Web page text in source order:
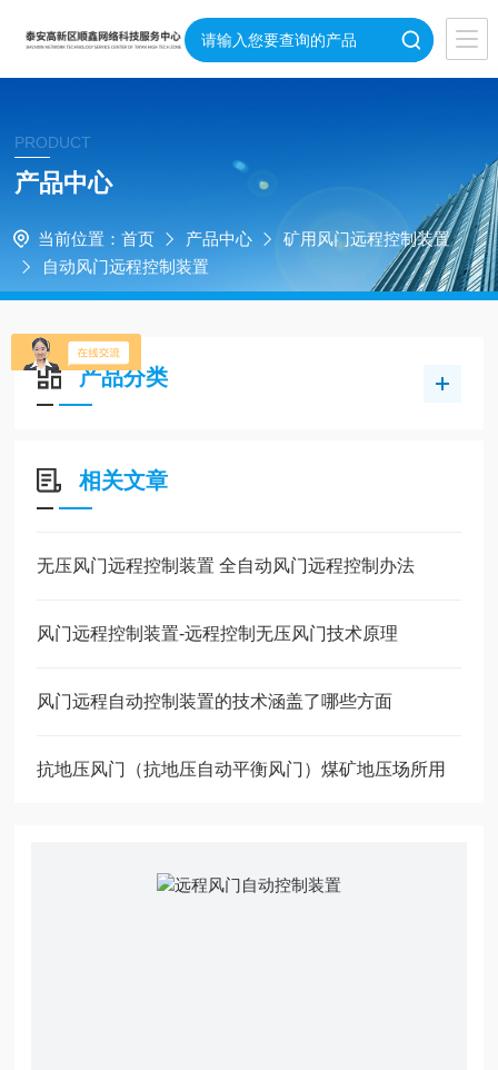
PRODUCT
产品中心
当前位置： 首页 产品中心
矿用风门远程控制装置
自动风门远程控制装置
产品分类
相关文章
无压风门远程控制装置 全自动风门远程控制办法
风门远程控制装置-远程控制无压风门技术原理
风门远程自动控制装置的技术涵盖了哪些方面
抗地压风门（抗地压自动平衡风门）煤矿地压场所用